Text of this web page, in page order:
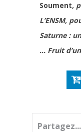
Soument,
L’ENSM,
Saturne :
… Fruit
Partagez...